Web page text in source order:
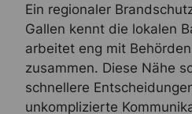
Ein regionaler
Gallen kennt die lokalen
arbeitet eng mit
zusammen. Diese Nähe
schnellere
unkomplizierte